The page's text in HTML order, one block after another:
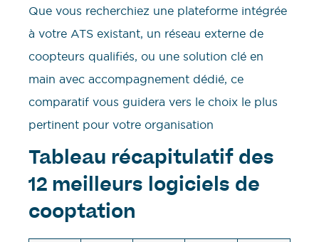
Que vous recherchiez une plateforme intégrée
à votre ATS existant, un réseau externe de
coopteurs qualifiés, ou une solution clé en
main avec accompagnement dédié, ce
comparatif vous guidera vers le choix le plus
pertinent pour votre organisation
Tableau récapitulatif des
12 meilleurs logiciels de
cooptation